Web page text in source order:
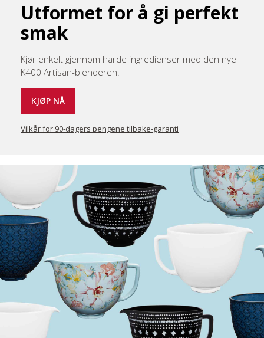
Utformet for å gi perfekt
smak
Kjør enkelt gjennom harde ingredienser med den nye
K400 Artisan-blenderen.
KJØP NÅ
Vilkår for 90-dagers pengene tilbake-garanti